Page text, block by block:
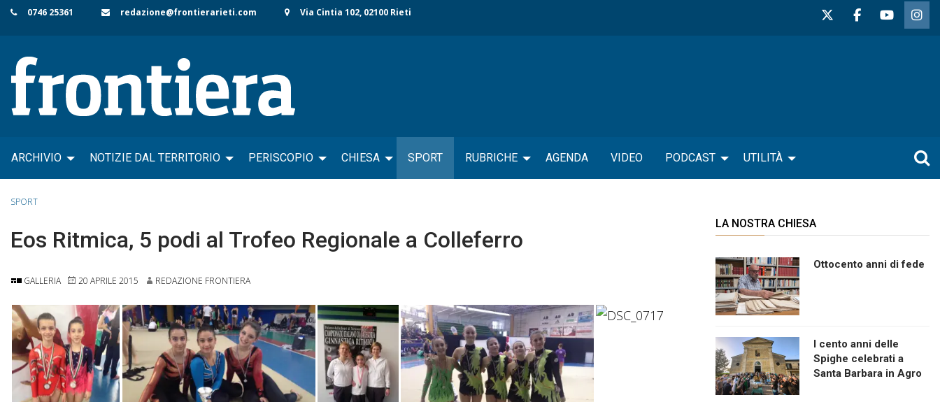
Skip
content
0746 25361 redazione@frontierarieti.com Via Cintia 102, 02100 Rieti
ARCHIVIO NOTIZIE DAL TERRITORIO PERISCOPIO CHIESA SPORT RUBRICHE AGENDA VIDEO PODCAST UTILITÀ
SPORT
Eos Ritmica, 5 podi al Trofeo Regionale a Colleferro
GALLERIA 20 APRILE 2015 REDAZIONE FRONTIERA
LA NOSTRA CHIESA
Ottocento anni di fede
I cento anni delle
Spighe celebrati a
Santa Barbara in Agro